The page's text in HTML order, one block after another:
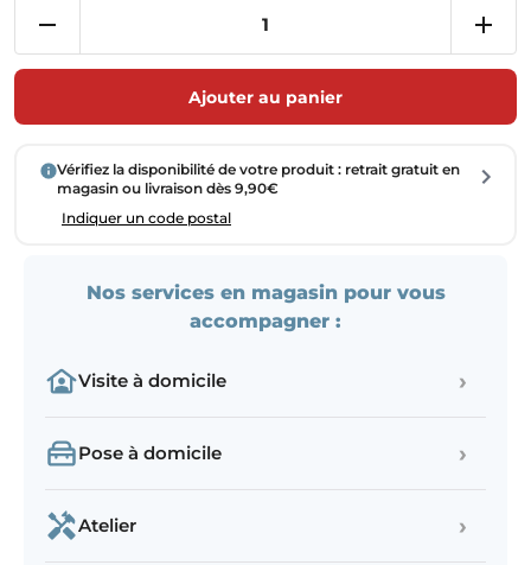
Ajouter au panier
Vérifiez la disponibilité de votre produit : retrait gratuit en
magasin ou livraison dès 9,90€
Indiquer un code postal
Nos services en magasin pour vous
accompagner :
Visite à domicile ›
Pose à domicile ›
Atelier ›